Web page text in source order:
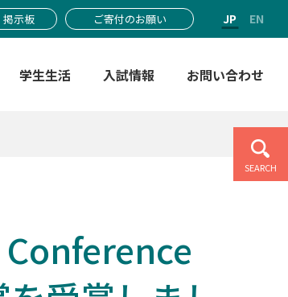
学生生活 入試情報 お問い合わせ
掲示板 ご寄付のお願い JP EN
SEARCH